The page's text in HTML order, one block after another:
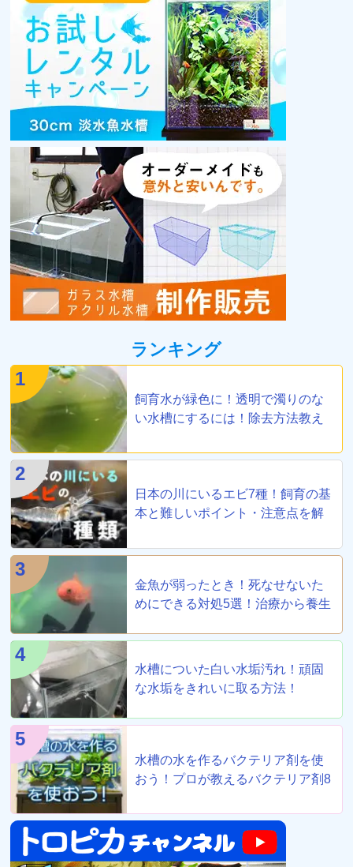
ランキング
1
飼育水が緑色に！透明で濁りのな
い水槽にするには！除去方法教え
2
日本の川にいるエビ7種！飼育の基
本と難しいポイント・注意点を解
3
金魚が弱ったとき！死なせないた
めにできる対処5選！治療から養生
4
水槽についた白い水垢汚れ！頑固
な水垢をきれいに取る方法！
5
水槽の水を作るバクテリア剤を使
おう！プロが教えるバクテリア剤8